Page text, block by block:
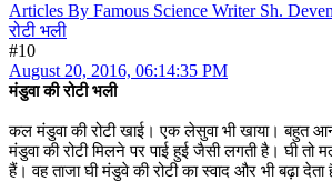
Articles By Famous Science Writer Sh.
रोटी भली
#10
August 20, 2016, 06:14:35 PM
मंडुवा की रोटी भली
कल मंडुवा की रोटी खाई। एक लेसुवा भी खाया। बहुत
मंडुवा की रोटी मिलने पर पाई हुई जैसी लगती है। घी तो
हैं। वह ताजा घी मंडुवे की रोटी का स्वाद और भी बढ़ा